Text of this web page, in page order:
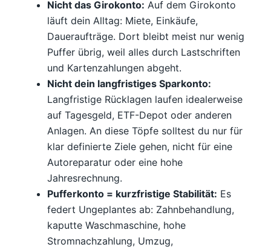
Nicht das Girokonto: Auf dem Girokonto
läuft dein Alltag: Miete, Einkäufe,
Daueraufträge. Dort bleibt meist nur wenig
Puffer übrig, weil alles durch Lastschriften
und Kartenzahlungen abgeht.
Nicht dein langfristiges Sparkonto:
Langfristige Rücklagen laufen idealerweise
auf Tagesgeld, ETF-Depot oder anderen
Anlagen. An diese Töpfe solltest du nur für
klar definierte Ziele gehen, nicht für eine
Autoreparatur oder eine hohe
Jahresrechnung.
Pufferkonto = kurzfristige Stabilität: Es
federt Ungeplantes ab: Zahnbehandlung,
kaputte Waschmaschine, hohe
Stromnachzahlung, Umzug,